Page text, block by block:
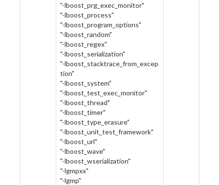
"-lboost_prg_exec_monitor"
"-lboost_process"
"-lboost_program_options"
"-lboost_random"
"-lboost_regex"
"-lboost_serialization"
"-lboost_stacktrace_from_excep
tion"
"-lboost_system"
"-lboost_test_exec_monitor"
"-lboost_thread"
"-lboost_timer"
"-lboost_type_erasure"
"-lboost_unit_test_framework"
"-lboost_url"
"-lboost_wave"
"-lboost_wserialization"
"-lgmpxx"
"-lgmp"